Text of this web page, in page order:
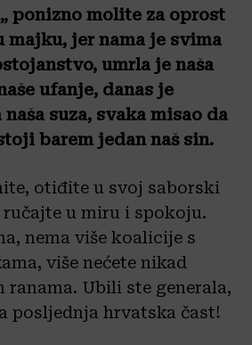
ponizno molite za oprost
majku, jer nama je svima
umrla je naša
ufanje, danas je
suza, svaka misao da
barem jedan naš sin.
otiđite u svoj saborski
u miru i spokoju.
nema više koalicije s
više nećete nikad
ranama. Ubili ste generala,
posljednja hrvatska čast!